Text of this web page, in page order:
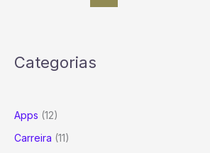
Alcançar
Categorias
Apps (12)
Carreira (11)